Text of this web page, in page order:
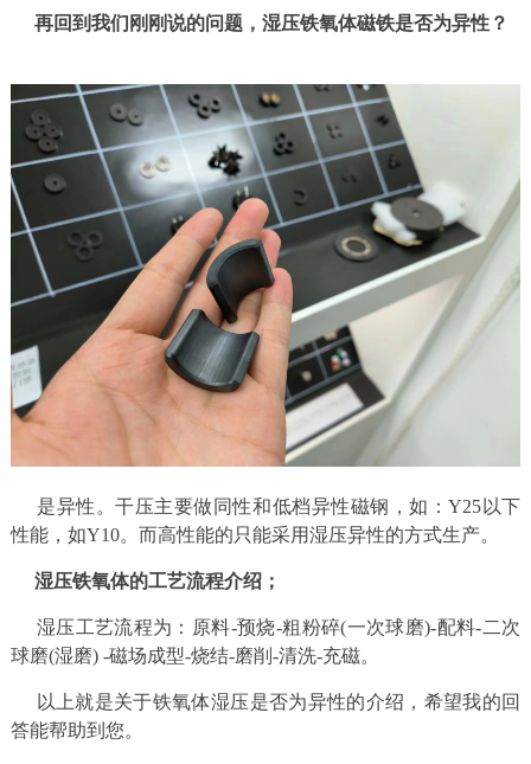
再回到我们刚刚说的问题，湿压铁氧体磁铁是否为异性？
是异性。干压主要做同性和低档异性磁钢，如：Y25以下
性能，如Y10。而高性能的只能采用湿压异性的方式生产。
湿压铁氧体的工艺流程介绍；
湿压工艺流程为：原料-预烧-粗粉碎(一次球磨)-配料-二次
球磨(湿磨) -磁场成型-烧结-磨削-清洗-充磁。
以上就是关于铁氧体湿压是否为异性的介绍，希望我的回
答能帮助到您。